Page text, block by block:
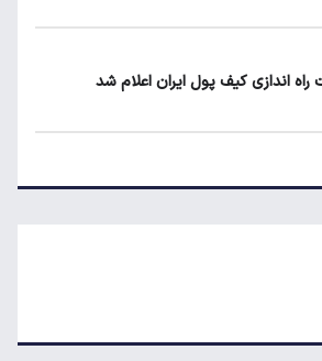
راه اندازی کیف پول ایران اعلام شد
راه اندازی کیف پول ایران اعلام شد
طلا در بازار جهانی
در بازار مسکن/ خانه‌های کوچک انتخاب